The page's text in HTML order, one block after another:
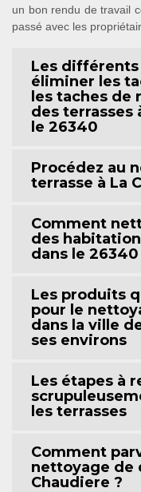
un bon rendu de travail
passé avec les
Les
éliminer les
les taches de
des terrasses
le 26340
Procédez au
terrasse à La
Comment
des
dans le
Les produits
pour le
dans la ville
ses environs
Les étapes à
les terrasses
Comment
nettoyage de
Chaudiere ?